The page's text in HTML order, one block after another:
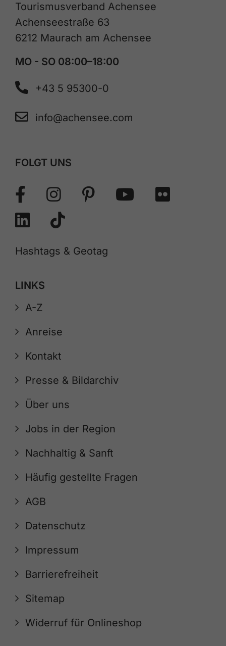
Tourismusverband Achensee
Achenseestraße 63
6212 Maurach am Achensee
MO - SO 08:00–18:00
+43 5 95300-0
info@achensee.com
FOLGT UNS
Hashtags & Geotag
LINKS
A-Z
Anreise
Kontakt
Presse & Bildarchiv
Über uns
Jobs in der Region
Nachhaltig & Sanft
Häufig gestellte Fragen
AGB
Datenschutz
Impressum
Barrierefreiheit
Sitemap
Widerruf für Onlineshop